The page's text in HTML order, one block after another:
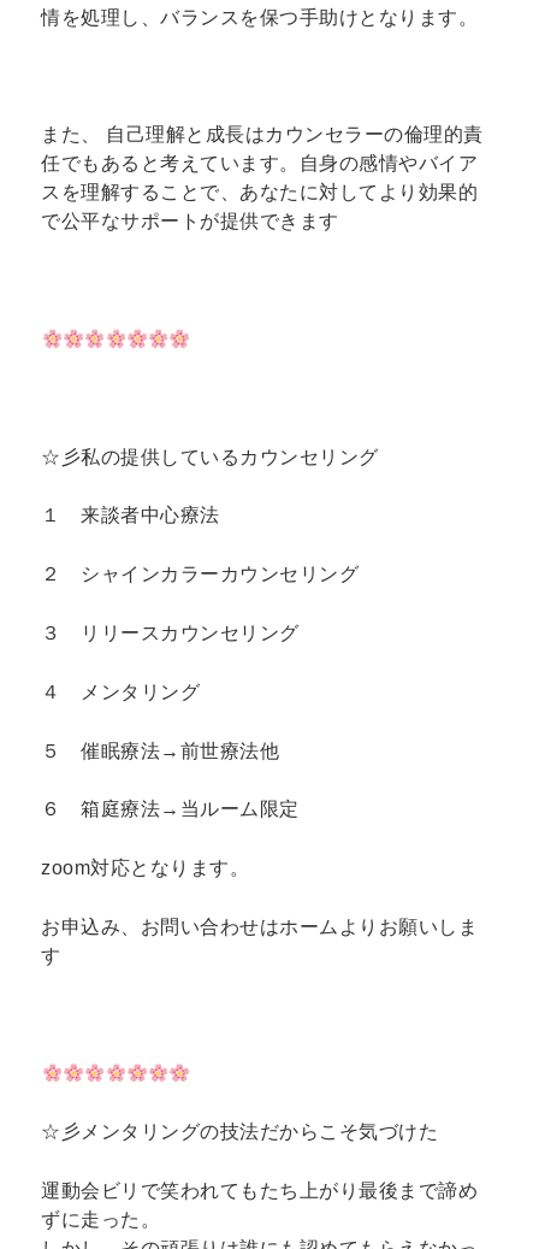
情を処理し、バランスを保つ手助けとなります。
また、 自己理解と成長はカウンセラーの倫理的責
任でもあると考えています。自身の感情やバイア
スを理解することで、あなたに対してより効果的
で公平なサポートが提供できます
☆彡私の提供しているカウンセリング
１ 来談者中心療法
２ シャインカラーカウンセリング
３ リリースカウンセリング
４ メンタリング
５ 催眠療法→前世療法他
６ 箱庭療法→当ルーム限定
zoom対応となります。
お申込み、お問い合わせはホームよりお願いしま
す
☆彡 メンタリングの技法だからこそ気づけた
運動会ビリで笑われてもたち上がり最後まで諦め
ずに走った。